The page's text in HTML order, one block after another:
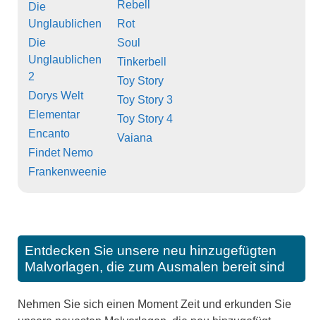
Die
Unglaublichen
Die
Unglaublichen
2
Dorys Welt
Elementar
Encanto
Findet Nemo
Frankenweenie
Rebell
Rot
Soul
Tinkerbell
Toy Story
Toy Story 3
Toy Story 4
Vaiana
Entdecken Sie unsere neu hinzugefügten
Malvorlagen, die zum Ausmalen bereit sind
Nehmen Sie sich einen Moment Zeit und erkunden Sie